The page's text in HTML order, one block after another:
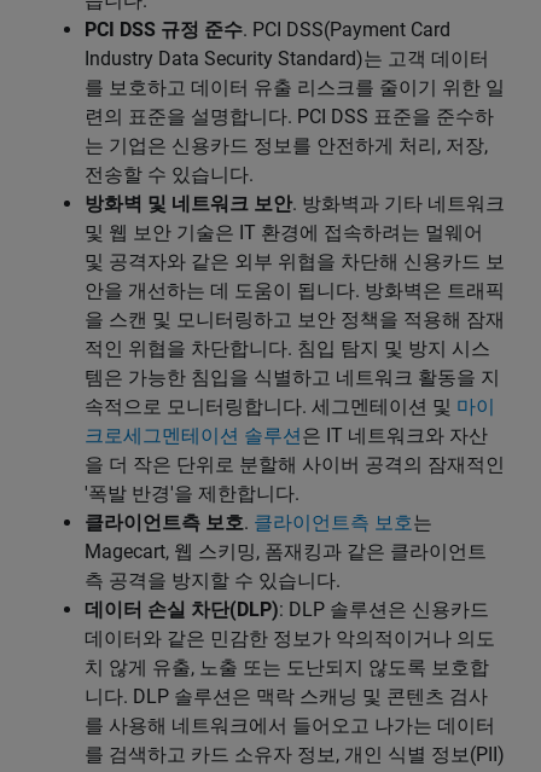
PCI DSS 규정 준수. PCI DSS(Payment Card
Industry Data Security Standard)는 고객 데이터
를 보호하고 데이터 유출 리스크를 줄이기 위한 일
련의 표준을 설명합니다. PCI DSS 표준을 준수하
는 기업은 신용카드 정보를 안전하게 처리, 저장,
전송할 수 있습니다.
방화벽 및 네트워크 보안. 방화벽과 기타 네트워크
및 웹 보안 기술은 IT 환경에 접속하려는 멀웨어
및 공격자와 같은 외부 위협을 차단해 신용카드 보
안을 개선하는 데 도움이 됩니다. 방화벽은 트래픽
을 스캔 및 모니터링하고 보안 정책을 적용해 잠재
적인 위협을 차단합니다. 침입 탐지 및 방지 시스
템은 가능한 침입을 식별하고 네트워크 활동을 지
속적으로 모니터링합니다. 세그멘테이션 및 마이
크로세그멘테이션 솔루션은 IT 네트워크와 자산
을 더 작은 단위로 분할해 사이버 공격의 잠재적인
'폭발 반경'을 제한합니다.
클라이언트측 보호. 클라이언트측 보호는
Magecart, 웹 스키밍, 폼재킹과 같은 클라이언트
측 공격을 방지할 수 있습니다.
데이터 손실 차단(DLP): DLP 솔루션은 신용카드
데이터와 같은 민감한 정보가 악의적이거나 의도
치 않게 유출, 노출 또는 도난되지 않도록 보호합
니다. DLP 솔루션은 맥락 스캐닝 및 콘텐츠 검사
를 사용해 네트워크에서 들어오고 나가는 데이터
를 검색하고 카드 소유자 정보, 개인 식별 정보(PII)